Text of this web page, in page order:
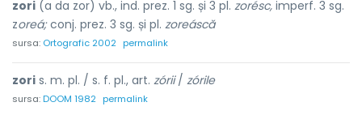
zori (a da zor) vb., ind. prez. 1 sg. și 3 pl. zorésc, imperf. 3 sg.
zoreá;conj. prez. 3 sg. și pl. zoreáscă
sursa: Ortografic 2002 permalink
zori s. m. pl. / s. f. pl., art. zórii/ zórile
sursa:DOOM 1982 permalink